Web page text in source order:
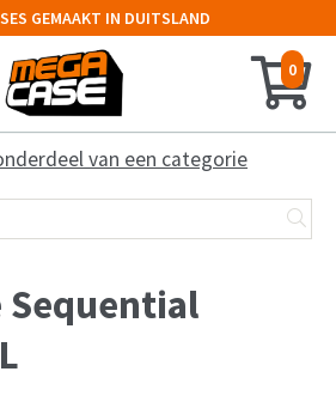
GEMAAKT IN DUITSLAND
0
van een categorie
Sequential